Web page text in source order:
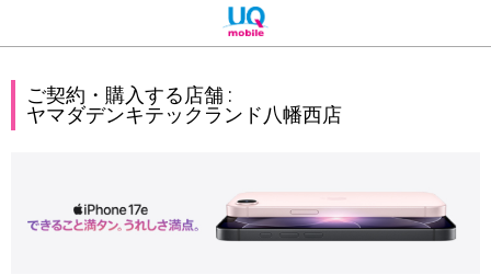
ご契約・購入する店舗 :
ヤマダデンキテックランド八幡西店